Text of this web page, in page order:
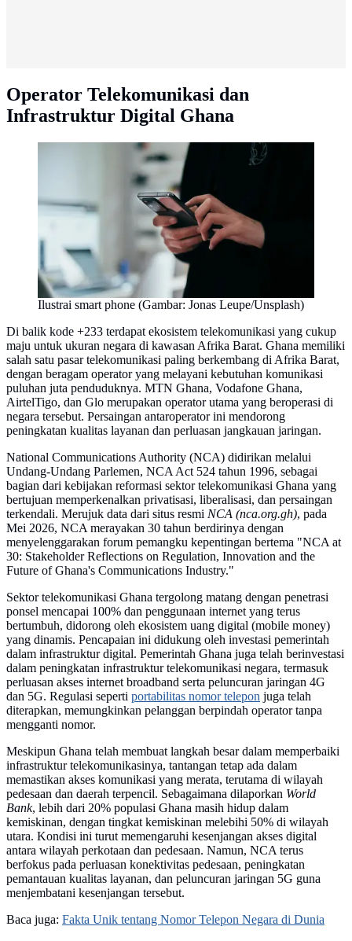
Operator Telekomunikasi dan
Infrastruktur Digital Ghana
Ilustrai smart phone (Gambar: Jonas Leupe/Unsplash)
Di balik kode +233 terdapat ekosistem telekomunikasi yang cukup
maju untuk ukuran negara di kawasan Afrika Barat. Ghana memiliki
salah satu pasar telekomunikasi paling berkembang di Afrika Barat,
dengan beragam operator yang melayani kebutuhan komunikasi
puluhan juta penduduknya. MTN Ghana, Vodafone Ghana,
AirtelTigo, dan Glo merupakan operator utama yang beroperasi di
negara tersebut. Persaingan antaroperator ini mendorong
peningkatan kualitas layanan dan perluasan jangkauan jaringan.
National Communications Authority (NCA) didirikan melalui
Undang-Undang Parlemen, NCA Act 524 tahun 1996, sebagai
bagian dari kebijakan reformasi sektor telekomunikasi Ghana yang
bertujuan memperkenalkan privatisasi, liberalisasi, dan persaingan
terkendali. Merujuk data dari situs resmi NCA (nca.org.gh), pada
Mei 2026, NCA merayakan 30 tahun berdirinya dengan
menyelenggarakan forum pemangku kepentingan bertema "NCA at
30: Stakeholder Reflections on Regulation, Innovation and the
Future of Ghana's Communications Industry."
Sektor telekomunikasi Ghana tergolong matang dengan penetrasi
ponsel mencapai 100% dan penggunaan internet yang terus
bertumbuh, didorong oleh ekosistem uang digital (mobile money)
yang dinamis. Pencapaian ini didukung oleh investasi pemerintah
dalam infrastruktur digital. Pemerintah Ghana juga telah berinvestasi
dalam peningkatan infrastruktur telekomunikasi negara, termasuk
perluasan akses internet broadband serta peluncuran jaringan 4G
dan 5G. Regulasi seperti portabilitas nomor telepon juga telah
diterapkan, memungkinkan pelanggan berpindah operator tanpa
mengganti nomor.
Meskipun Ghana telah membuat langkah besar dalam memperbaiki
infrastruktur telekomunikasinya, tantangan tetap ada dalam
memastikan akses komunikasi yang merata, terutama di wilayah
pedesaan dan daerah terpencil. Sebagaimana dilaporkan World
Bank, lebih dari 20% populasi Ghana masih hidup dalam
kemiskinan, dengan tingkat kemiskinan melebihi 50% di wilayah
utara. Kondisi ini turut memengaruhi kesenjangan akses digital
antara wilayah perkotaan dan pedesaan. Namun, NCA terus
berfokus pada perluasan konektivitas pedesaan, peningkatan
pemantauan kualitas layanan, dan peluncuran jaringan 5G guna
menjembatani kesenjangan tersebut.
Baca juga: Fakta Unik tentang Nomor Telepon Negara di Dunia